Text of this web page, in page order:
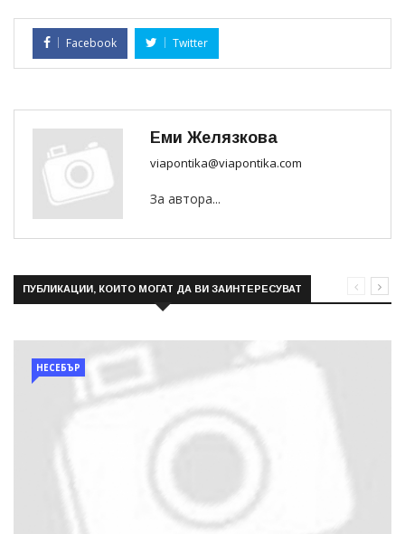
Facebook Twitter
Еми Желязкова
viapontika@viapontika.com
За автора...
ПУБЛИКАЦИИ, КОИТО МОГАТ ДА ВИ ЗАИНТЕРЕСУВАТ
НЕСЕБЪР